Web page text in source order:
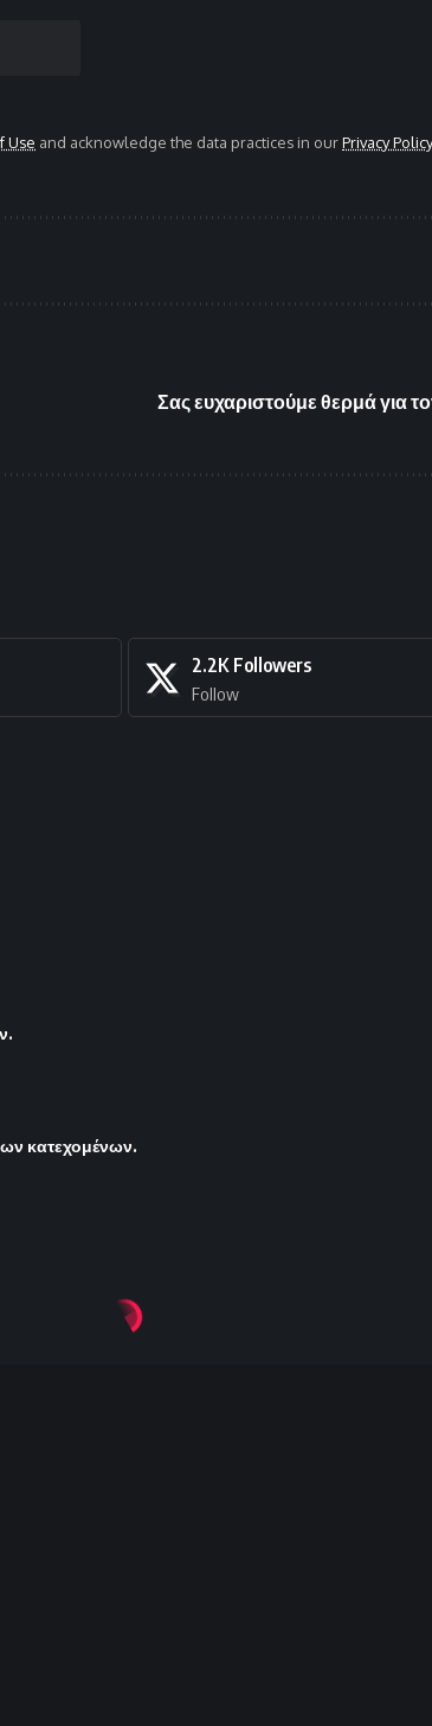
Use and acknowledge the data practices in ourPrivacy Policy
Σας ευχαριστούμε θερμά για
2.2K Followers
Follow
κατεχομένων.